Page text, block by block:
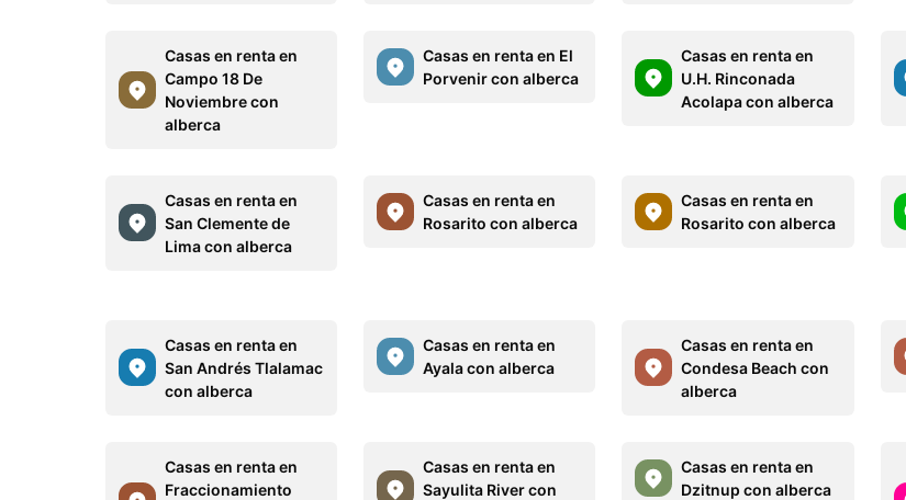
Casas en renta en
Campo 18 De
Noviembre con
alberca
Casas en renta en El
Porvenir con alberca
Casas en renta en
U.H. Rinconada
Acolapa con alberca
Casas en renta en
San Clemente de
Lima con alberca
Casas en renta en
Rosarito con alberca
Casas en renta en
Rosarito con alberca
Casas en renta en
San Andrés Tlalamac
con alberca
Casas en renta en
Ayala con alberca
Casas en renta en
Condesa Beach con
alberca
Casas en renta en
Fraccionamiento
Casas en renta en
Sayulita River con
Casas en renta en
Dzitnup con alberca